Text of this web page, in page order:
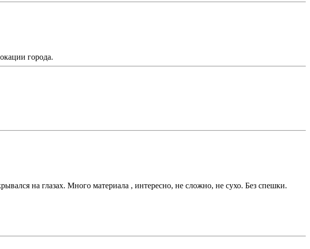
города.
на глазах. Много материала , интересно, не сложно, не сухо. Без спешки.